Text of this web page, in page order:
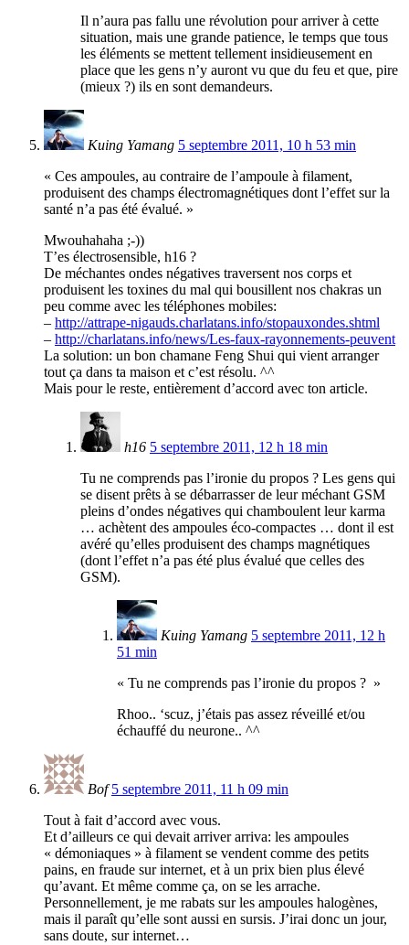
Il n’aura pas fallu une révolution pour arriver à cette
situation, mais une grande patience, le temps que tous
les éléments se mettent tellement insidieusement en
place que les gens n’y auront vu que du feu et que, pire
(mieux ?) ils en sont demandeurs.
Kuing Yamang 5 septembre 2011, 10 h 53 min
« Ces ampoules, au contraire de l’ampoule à filament,
produisent des champs électromagnétiques dont l’effet sur la
santé n’a pas été évalué. »
Mwouhahaha ;-))
T’es électrosensible, h16 ?
De méchantes ondes négatives traversent nos corps et
produisent les toxines du mal qui bousillent nos chakras un
peu comme avec les téléphones mobiles:
– http://attrape-nigauds.charlatans.info/stopauxondes.shtml
– http://charlatans.info/news/Les-faux-rayonnements-peuvent
La solution: un bon chamane Feng Shui qui vient arranger
tout ça dans ta maison et c’est résolu. ^^
Mais pour le reste, entièrement d’accord avec ton article.
h16 5 septembre 2011, 12 h 18 min
Tu ne comprends pas l’ironie du propos ? Les gens qui
se disent prêts à se débarrasser de leur méchant GSM
pleins d’ondes négatives qui chamboulent leur karma
… achètent des ampoules éco-compactes … dont il est
avéré qu’elles produisent des champs magnétiques
(dont l’effet n’a pas été plus évalué que celles des
GSM).
Kuing Yamang 5 septembre 2011, 12 h
51 min
« Tu ne comprends pas l’ironie du propos ? »
Rhoo.. ‘scuz, j’étais pas assez réveillé et/ou
échauffé du neurone.. ^^
Bof 5 septembre 2011, 11 h 09 min
Tout à fait d’accord avec vous.
Et d’ailleurs ce qui devait arriver arriva: les ampoules
« démoniaques » à filament se vendent comme des petits
pains, en fraude sur internet, et à un prix bien plus élevé
qu’avant. Et même comme ça, on se les arrache.
Personnellement, je me rabats sur les ampoules halogènes,
mais il paraît qu’elle sont aussi en sursis. J’irai donc un jour,
sans doute, sur internet…